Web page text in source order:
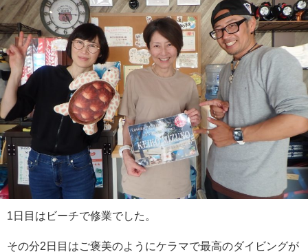
1日目はビーチで修業でした。
その分2日目はご褒美のようにケラマで最高のダイビングが